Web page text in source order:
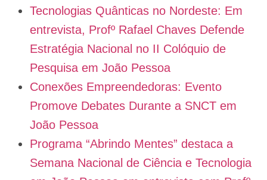
Tecnologias Quânticas no Nordeste: Em
entrevista, Profº Rafael Chaves Defende
Estratégia Nacional no II Colóquio de
Pesquisa em João Pessoa
Conexões Empreendedoras: Evento
Promove Debates Durante a SNCT em
João Pessoa
Programa “Abrindo Mentes” destaca a
Semana Nacional de Ciência e Tecnologia